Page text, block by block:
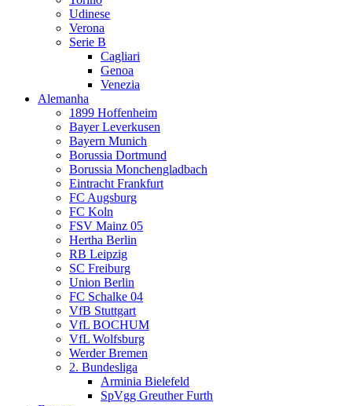
Udinese
Verona
Serie B
Cagliari
Genoa
Venezia
Alemanha
1899 Hoffenheim
Bayer Leverkusen
Bayern Munich
Borussia Dortmund
Borussia Monchengladbach
Eintracht Frankfurt
FC Augsburg
FC Koln
FSV Mainz 05
Hertha Berlin
RB Leipzig
SC Freiburg
Union Berlin
FC Schalke 04
VfB Stuttgart
VfL BOCHUM
VfL Wolfsburg
Werder Bremen
2. Bundesliga
Arminia Bielefeld
SpVgg Greuther Furth